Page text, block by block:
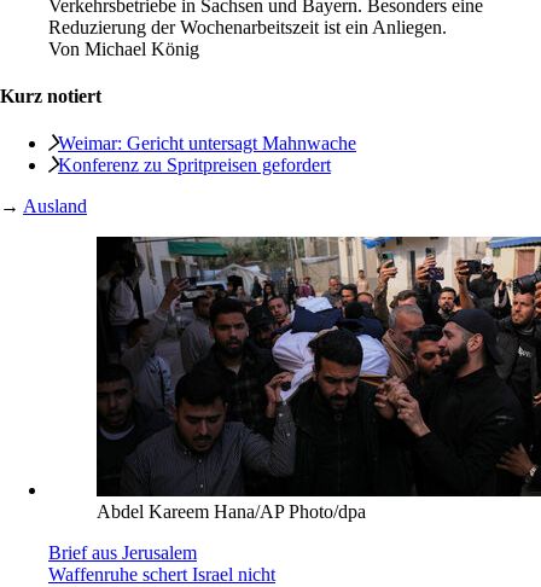
Verkehrsbetriebe in Sachsen und Bayern. Besonders eine
Reduzierung der Wochenarbeitszeit ist ein Anliegen.
Von Michael König
Kurz notiert
Weimar: Gericht untersagt Mahnwache
Konferenz zu Spritpreisen gefordert
→ Ausland
Abdel Kareem Hana/AP Photo/dpa
Brief aus Jerusalem
Waffenruhe schert Israel nicht